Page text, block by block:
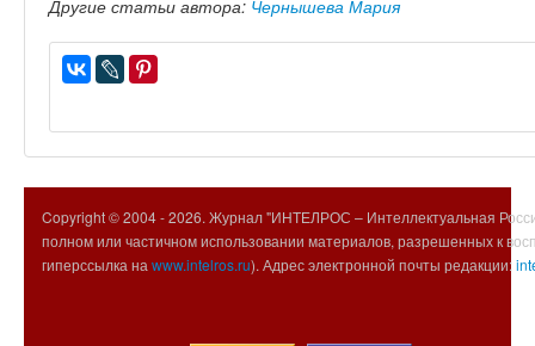
Другие статьи автора: Чернышева Мария
Copyright © 2004 -2026. Журнал "ИНТЕЛРОС – Интеллектуальная
полном или частичном использовании материалов, разрешенных к
гиперссылка на www.intelros.ru). Адрес электронной почты редакции: